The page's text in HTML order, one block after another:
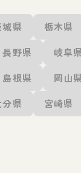
城県
栃木県
長野県
岐阜
島根県
岡山
分県 宮崎県